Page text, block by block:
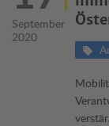
September
2020